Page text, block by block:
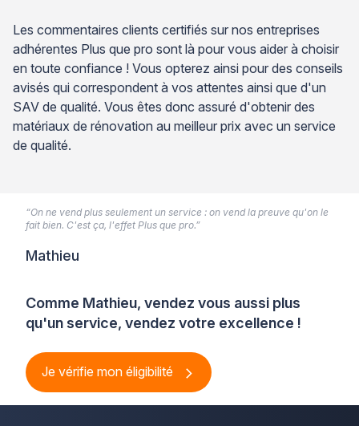
Les commentaires clients certifiés sur nos entreprises
adhérentes Plus que pro sont là pour vous aider à choisir
en toute confiance ! Vous opterez ainsi pour des conseils
avisés qui correspondent à vos attentes ainsi que d'un
SAV de qualité. Vous êtes donc assuré d'obtenir des
matériaux de rénovation au meilleur prix avec un service
de qualité.
Comme Mathieu, vendez vous aussi plus
qu'un service, vendez votre excellence !
Je vérifie mon éligibilité
“On ne vend plus seulement un service : on vend la preuve qu'on le
fait bien. C'est ça, l'effet Plus que pro.”
Mathieu